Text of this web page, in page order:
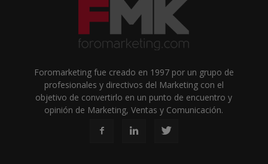
Foromarketing fue creado en 1997 por un grupo de
profesionales y directivos del Marketing con el
objetivo de convertirlo en un punto de encuentro y
opinión de Marketing, Ventas y Comunicación.